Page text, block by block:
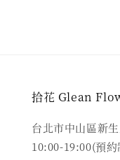
拾花 Glean
台北市中山區新
10:00-19:00(預約